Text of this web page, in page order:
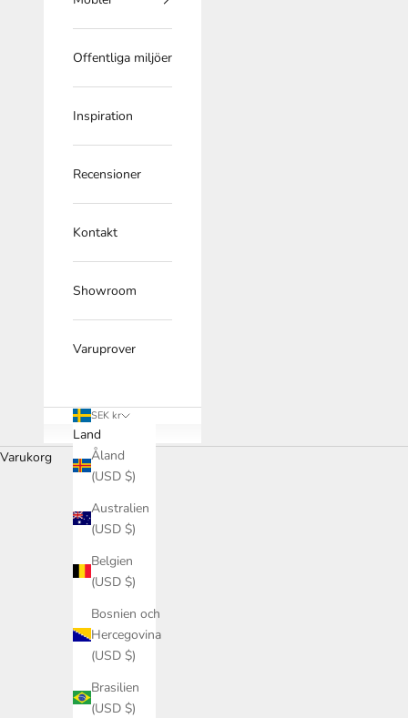
Offentliga miljöer
Inspiration
Recensioner
Kontakt
Showroom
Varuprover
SEK kr
Land
Åland
(USD $)
Australien
(USD $)
Belgien
(USD $)
Bosnien och
Hercegovina
(USD $)
Brasilien
(USD $)
Varukorg
Budget för nytt kök 2026: Så